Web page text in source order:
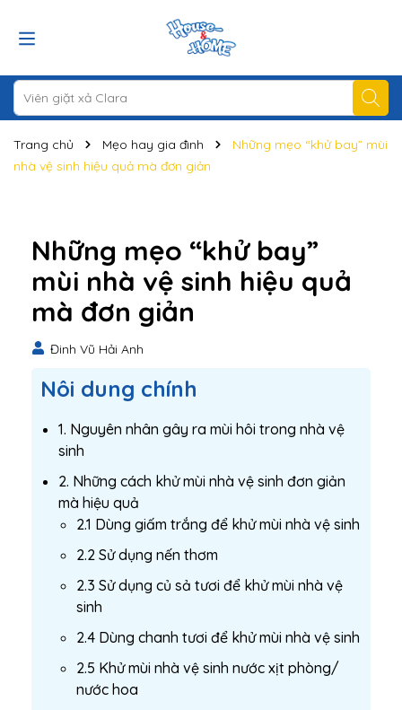
Trang chủ Mẹo hay gia đình
Những mẹo “khử bay” mùi
nhà vệ sinh hiệu quả mà đơn giản
Những mẹo “khử bay”
mùi nhà vệ sinh hiệu quả
mà đơn giản
Đinh Vũ Hải Anh
Nôi dung chính
1. Nguyên nhân gây ra mùi hôi trong nhà vệ
sinh
2. Những cách khử mùi nhà vệ sinh đơn giản
mà hiệu quả
2.1 Dùng giấm trắng để khử mùi nhà vệ sinh
2.2 Sử dụng nến thơm
2.3 Sử dụng củ sả tươi để khử mùi nhà vệ
sinh
2.4 Dùng chanh tươi để khử mùi nhà vệ sinh
2.5 Khử mùi nhà vệ sinh nước xịt phòng/
nước hoa